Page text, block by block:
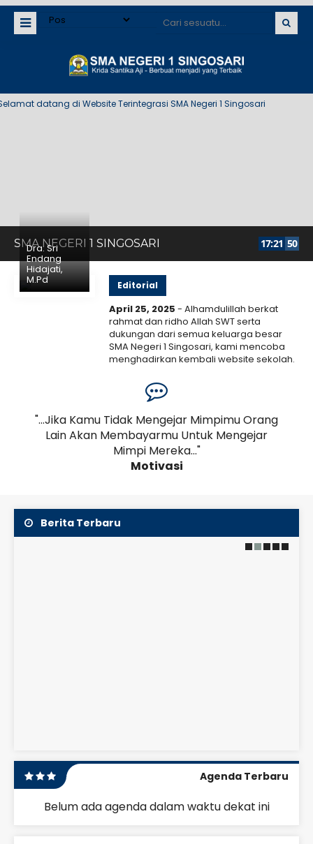
datang di Website Terintegrasi SMA Negeri 1 Singosari
SMA NEGERI 1 SINGOSARI 17:21 50
Dra. Sri
Endang
Hidajati,
M.Pd Editorial
April 25, 2025 - Alhamdulillah berkat
rahmat dan ridho Allah SWT serta
dukungan dari semua keluarga besar
SMA Negeri 1 Singosari, kami mencoba
menghadirkan kembali website sekolah.
banyak..Selengkapnya
"...Jika Kamu Tidak Mengejar Mimpimu Orang
Lain Akan Membayarmu Untuk Mengejar
Mimpi Mereka..."
Motivasi
Berita Terbaru
19 Juni 2026
JADWAL KBM KELAS
dengan alokasi waktu sebagai berikut:
Agenda Terbaru
Belum ada agenda dalam waktu dekat ini